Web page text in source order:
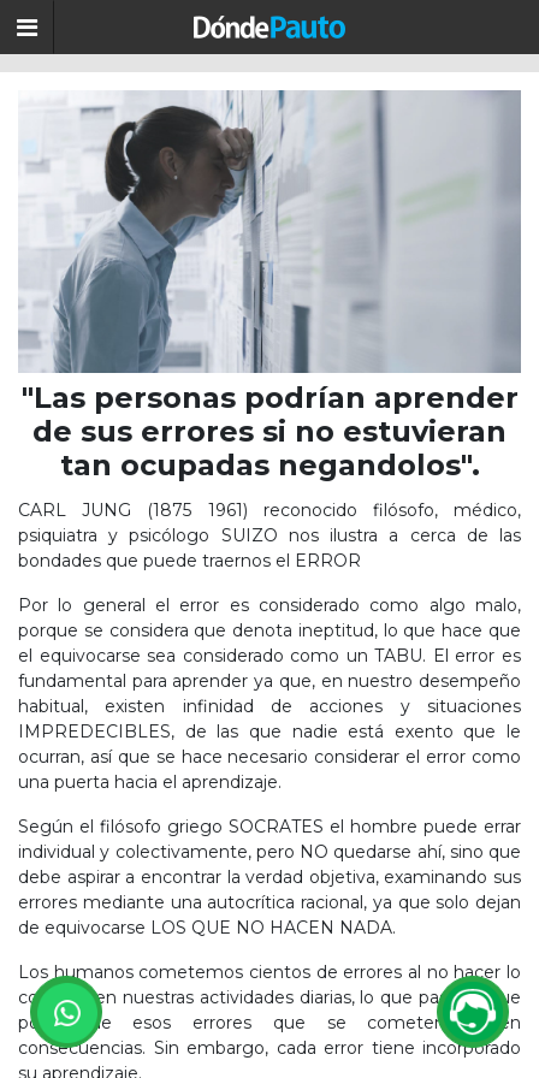
"Las personas podrían aprender
de sus errores si no estuvieran
tan ocupadas negandolos".
CARL JUNG (1875 1961) reconocido filósofo, médico,
psiquiatra y psicólogo SUIZO nos ilustra a cerca de las
bondades que puede traernos el ERROR
Por lo general el error es considerado como algo malo,
porque se considera que denota ineptitud, lo que hace que
el equivocarse sea considerado como un TABU. El error es
fundamental para aprender ya que, en nuestro desempeño
habitual, existen infinidad de acciones y situaciones
IMPREDECIBLES, de las que nadie está exento que le
ocurran, así que se hace necesario considerar el error como
una puerta hacia el aprendizaje.
Según el filósofo griego SOCRATES el hombre puede errar
individual y colectivamente, pero NO quedarse ahí, sino que
debe aspirar a encontrar la verdad objetiva, examinando sus
errores mediante una autocrítica racional, ya que solo dejan
de equivocarse LOS QUE NO HACEN NADA.
Los humanos cometemos cientos de errores al no hacer lo
correcto en nuestras actividades diarias, lo que pasa es que
pocos de esos errores que se cometen tienen
consecuencias. Sin embargo, cada error tiene incorporado
su aprendizaje.